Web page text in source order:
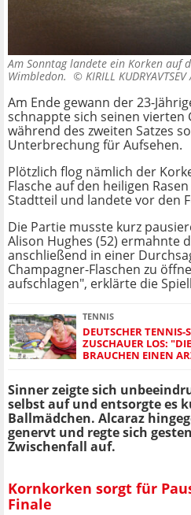
Am Sonntag landete ein Korken auf
Wimbledon. © KIRILL
Am Ende gewann der 23-
schnappte sich seinen vierten
während des zweiten Satzes
Unterbrechung für Aufsehen.
Plötzlich flog nämlich der
Flasche auf den heiligen
Stadtteil und landete vor den
Die Partie musste kurz
Alison Hughes (52) ermahnte
anschließend in einer
Champagner-Flaschen zu
aufschlagen", erklärte die
TENNIS
DEUTSCHER TENNIS-
ZUSCHAUER LOS:
BRAUCHEN EINEN
Sinner zeigte sich
selbst auf und entsorgte es
Ballmädchen. Alcaraz
genervt und regte sich
Zwischenfall auf.
Kornkorken sorgt für
Finale